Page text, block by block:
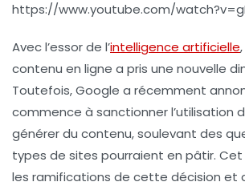
https://www.youtube.com/
Avec l’essor de l’intelligence artificielle
contenu en ligne a pris une nouvelle
Toutefois,Google a récemment
commence à sanctionner l’utilisation
générer du contenu, soulevant des
types de sites pourraient en pâtir.
les ramifications de cette décision et